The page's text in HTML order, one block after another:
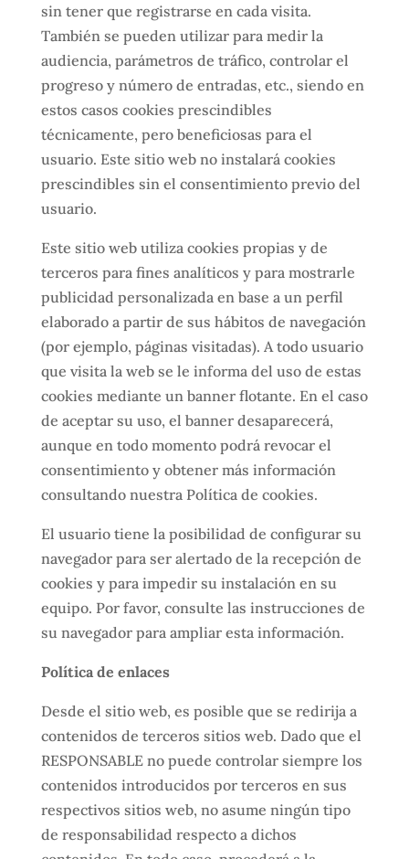
sin tener que registrarse en cada visita.
También se pueden utilizar para medir la
audiencia, parámetros de tráfico, controlar el
progreso y número de entradas, etc., siendo en
estos casos cookies prescindibles
técnicamente, pero beneficiosas para el
usuario. Este sitio web no instalará cookies
prescindibles sin el consentimiento previo del
usuario.
Este sitio web utiliza cookies propias y de
terceros para fines analíticos y para mostrarle
publicidad personalizada en base a un perfil
elaborado a partir de sus hábitos de navegación
(por ejemplo, páginas visitadas). A todo usuario
que visita la web se le informa del uso de estas
cookies mediante un banner flotante. En el caso
de aceptar su uso, el banner desaparecerá,
aunque en todo momento podrá revocar el
consentimiento y obtener más información
consultando nuestra Política de cookies.
El usuario tiene la posibilidad de configurar su
navegador para ser alertado de la recepción de
cookies y para impedir su instalación en su
equipo. Por favor, consulte las instrucciones de
su navegador para ampliar esta información.
Política de enlaces
Desde el sitio web, es posible que se redirija a
contenidos de terceros sitios web. Dado que el
RESPONSABLE no puede controlar siempre los
contenidos introducidos por terceros en sus
respectivos sitios web, no asume ningún tipo
de responsabilidad respecto a dichos